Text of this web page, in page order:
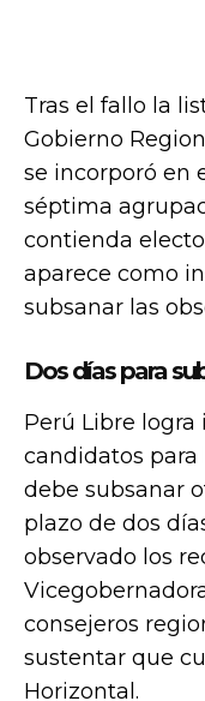
Tras el fallo la
Gobierno
se incorporó en
séptima
contienda
aparece como
subsanar las
Dos días para
Perú Libre
candidatos para
debe subsanar
plazo de dos
observado los
consejeros
sustentar que
Horizontal.